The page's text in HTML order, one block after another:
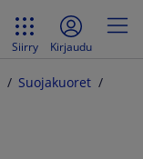
Siirry Kirjaudu
Suojakuoret